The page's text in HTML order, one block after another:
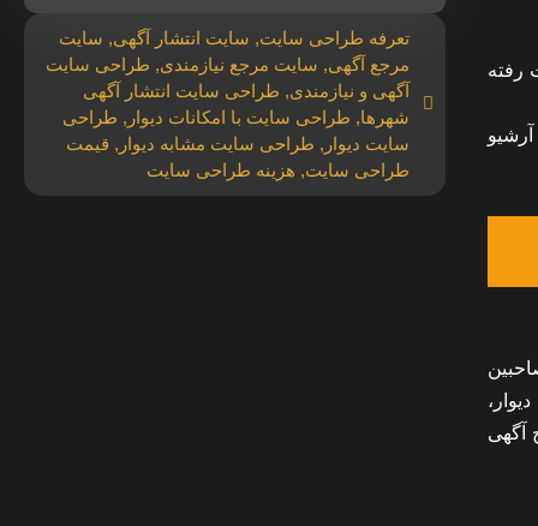
رفته
آگهی
تعرفه طراحی سایت, سایت انتشار آگهی, سایت
مرجع آگهی, سایت مرجع نیازمندی, طراحی سایت
آگهی و نیازمندی, طراحی سایت انتشار آگهی
شهرها, طراحی سایت با امکانات دیوار , طراحی
سایت دیوار , طراحی سایت مشابه دیوار , قیمت
طراحی سایت, هزینه طراحی سایت